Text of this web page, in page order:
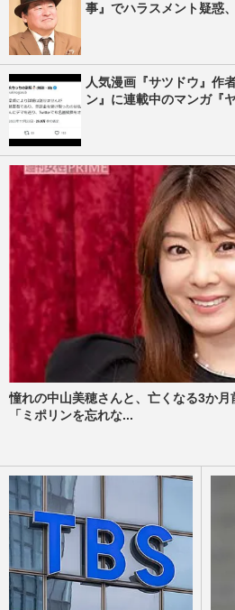
事』でハラスメント疑惑
人気漫画『サツドウ』作
ン』に連載中のマンガ『
憧れの中山美穂さんと、亡くなる3か
「ミポリンを忘れな...